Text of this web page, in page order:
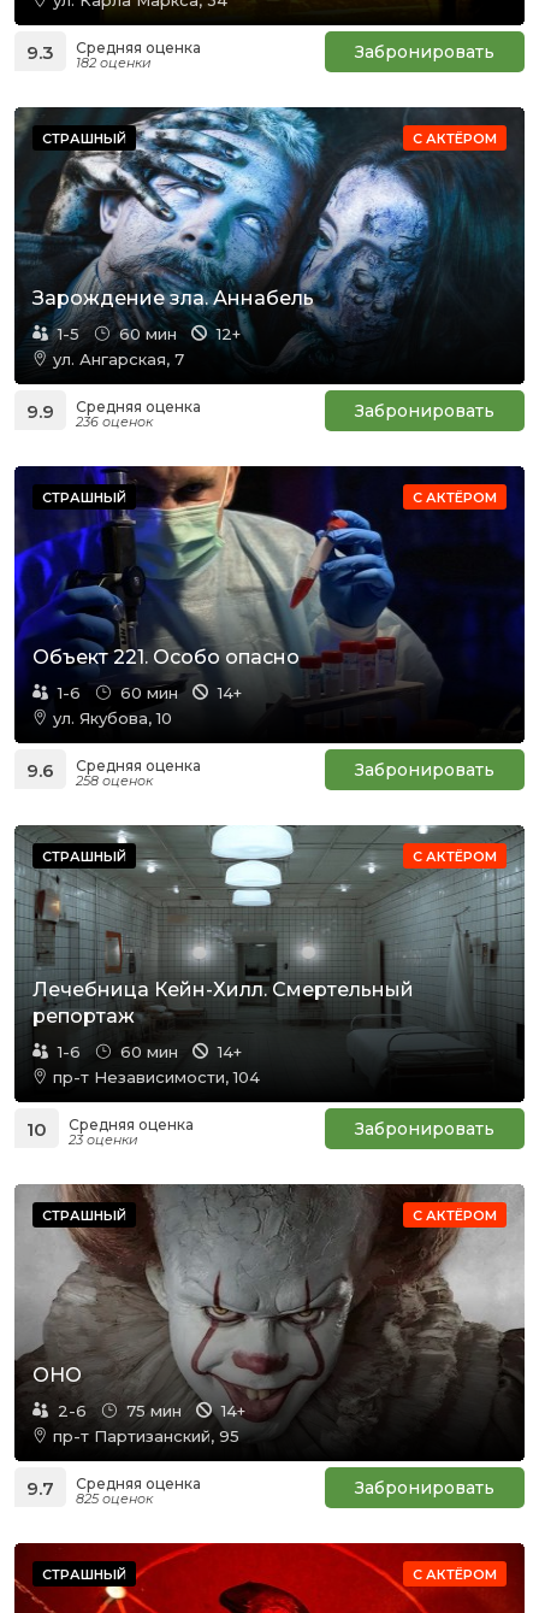
9.3 Средняя оценка
182 оценки Забронировать
С АКТЁРОМ
СТРАШНЫЙ
Зарождение зла. Аннабель
1-5 60 мин
12+
ул. Ангарская, 7
9.9 Средняя оценка
236 оценок Забронировать
С АКТЁРОМ
СТРАШНЫЙ
Объект 221. Особо опасно
1-6 60 мин
14+
ул. Якубова, 10
9.6 Средняя оценка
258 оценок Забронировать
С АКТЁРОМ
СТРАШНЫЙ
Лечебница Кейн-Хилл. Смертельный
репортаж
1-6 60 мин
14+
пр-т Независимости, 104
10 Средняя оценка
23 оценки Забронировать
С АКТЁРОМ
СТРАШНЫЙ
ОНО
2-6 75 мин
14+
пр-т Партизанский, 95
9.7 Средняя оценка
825 оценок Забронировать
С АКТЁРОМ
СТРАШНЫЙ